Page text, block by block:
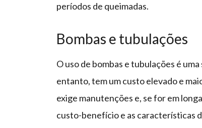
períodos de queimadas.
Bombas e tubulações
O uso de bombas e tubulações é
entanto, tem um custo elevado e
exige manutenções e, se for em
custo-benefício e as características